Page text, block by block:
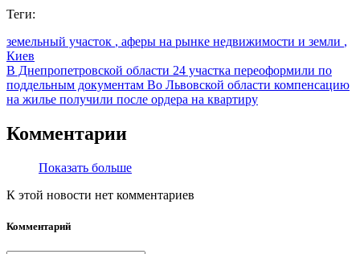
Теги:
земельный участок , аферы на рынке недвижимости и земли ,
Киев
В Днепропетровской области 24 участка переоформили по
поддельным документам Во Львовской области компенсацию
на жилье получили после ордера на квартиру
Комментарии
Показать больше
К этой новости нет комментариев
Комментарий